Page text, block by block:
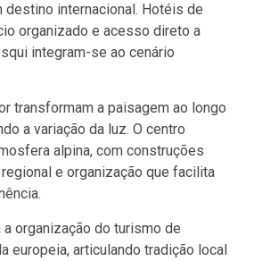
destino internacional. Hotéis de
organizado e acesso direto a
integram-se ao cenário
transformam a paisagem ao longo
a variação da luz. O centro
alpina, com construções
e organização que facilita
organização do turismo de
europeia, articulando tradição local